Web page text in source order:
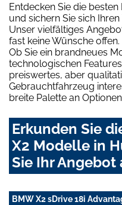
Entdecken Sie die
und sichern Sie sich
Unser vielfältiges
fast keine Wünsche offen.
Ob Sie ein brandneues
technologischen
preiswertes, aber
Gebrauchtfahrzeug
breite Palette an
Erkunden Sie
X2 Modelle in
Sie Ihr Angebot
BMW X2 sDrive 18i